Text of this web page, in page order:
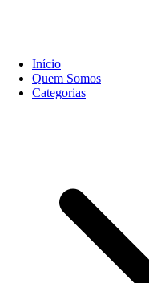
Início
Quem Somos
Categorias